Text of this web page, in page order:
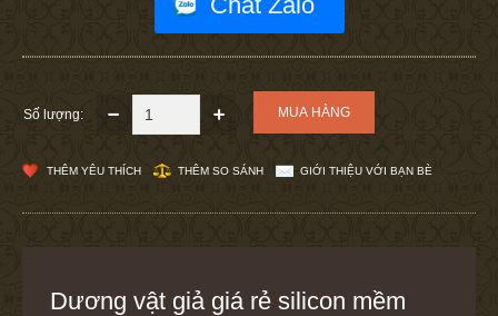
Số lượng:
THÊM YÊU THÍCH THÊM SO SÁNH GIỚI THIỆU VỚI BẠN BÈ
Dương vật giả giá rẻ silicon mềm